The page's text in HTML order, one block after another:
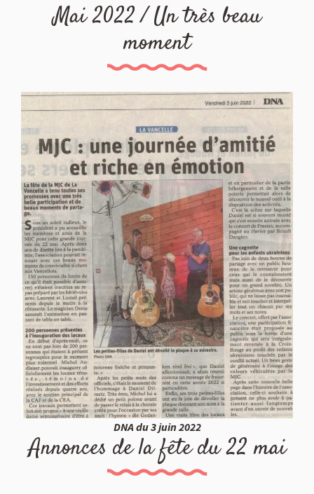
Mai 2022 / Un très beau
moment
DNA du 3 juin 2022
Annonces de la fête du 22 mai